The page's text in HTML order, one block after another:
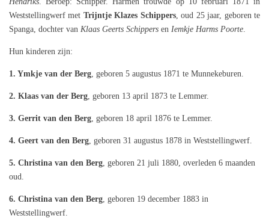
Weststellingwerf met Trijntje Klazes Schippers, oud 25 jaar, geboren te
Spanga, dochter van Klaas Geerts Schippers en Iemkje Harms Poorte
Hun kinderen zijn:
1. Ymkje van der Berg , geboren 5 augustus 1871 te Munnekeburen.
2. Klaas van der Berg , geboren 13 april 1873 te Lemmer.
3. Gerrit van den Berg , geboren 18 april 1876 te Lemmer.
4. Geert van den Berg , geboren 31 augustus 1878 in Weststellingwerf.
5. Christina van den Berg , geboren 21 juli 1880, overleden 6 maanden
oud.
6. Christina van den Berg , geboren 19 december 1883 in
Weststellingwerf.